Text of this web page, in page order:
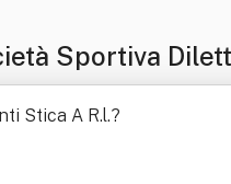
Sportiva
Stica A R.l.?